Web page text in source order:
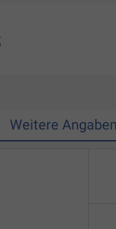
Weitere Angaben